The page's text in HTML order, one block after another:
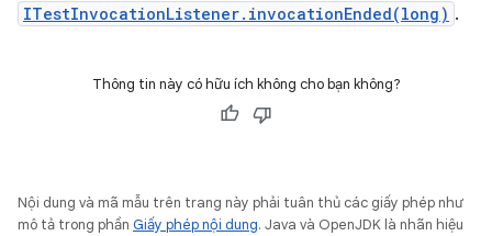
ITestInvocationListener.invocationEnded(long) .
Thông tin này có hữu ích không cho bạn không?
Nội dung và mã mẫu trên trang này phải tuân thủ các giấy phép như
mô tả trong phần Giấy phép nội dung. Java và OpenJDK là nhãn hiệu